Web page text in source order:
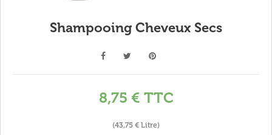
Shampooing Cheveux Secs
8,75 € TTC
(43,75 € Litre)